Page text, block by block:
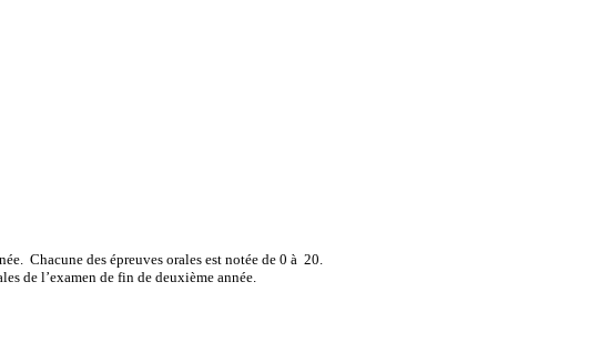
Chacune des épreuves orales est notée de 0 à 20.
de l’examen de fin de deuxième année.